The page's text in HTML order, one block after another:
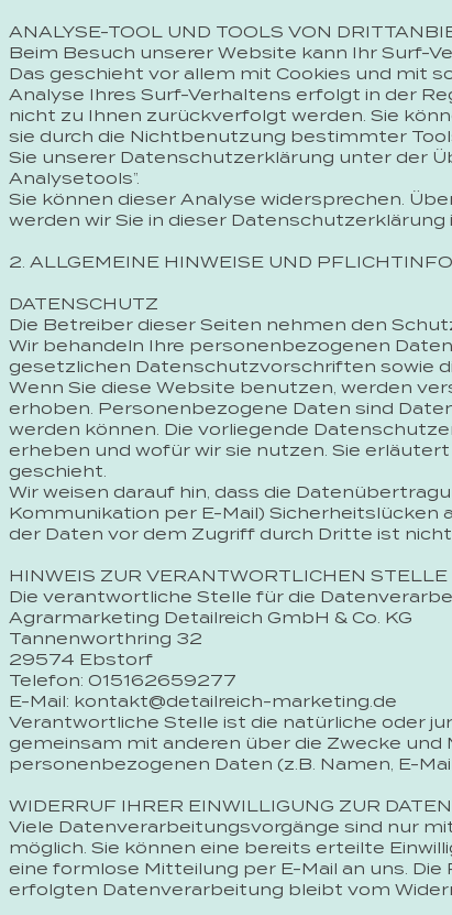
ANALYSE-TOOL UND TOOLS VON
Beim Besuch unserer Website kann Ihr Surf-
Das geschieht vor allem mit Cookies und mit
Analyse Ihres Surf-Verhaltens erfolgt in der
nicht zu Ihnen zurückverfolgt werden. Sie
sie durch die Nichtbenutzung bestimmter
Sie unserer Datenschutzerklärung unter der
Analysetools”.
Sie können dieser Analyse widersprechen.
werden wir Sie in dieser Datenschutzerklärung
2. ALLGEMEINE HINWEISE UND
DATENSCHUTZ
Die Betreiber dieser Seiten nehmen den
Wir behandeln Ihre personenbezogenen
gesetzlichen Datenschutzvorschriften sowie
Wenn Sie diese Website benutzen, werden
erhoben. Personenbezogene Daten sind
werden können. Die vorliegende
erheben und wofür wir sie nutzen. Sie
geschieht.
Wir weisen darauf hin, dass die
Kommunikation per E-Mail) Sicherheitslücken
der Daten vor dem Zugriff durch Dritte ist nicht
HINWEIS ZUR VERANTWORTLICHEN STELLE
Die verantwortliche Stelle für die
Agrarmarketing Detailreich GmbH & Co. KG
Tannenworthring 32
29574 Ebstorf
Telefon: 015162659277
E-Mail: kontakt@detailreich-marketing.de
Verantwortliche Stelle ist die natürliche oder
gemeinsam mit anderen über die Zwecke und
personenbezogenen Daten (z.B. Namen, E-
WIDERRUF IHRER EINWILLIGUNG ZUR
Viele Datenverarbeitungsvorgänge sind nur
möglich. Sie können eine bereits erteilte
eine formlose Mitteilung per E-Mail an uns.
erfolgten Datenverarbeitung bleibt vom